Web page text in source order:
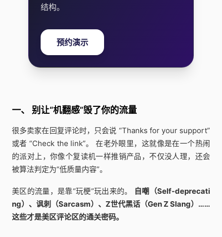
结构。
预约演示
一、 别让“机翻感”毁了你的流量
很多卖家在回复评论时，只会说 “Thanks for your support”
或者 “Check the link”。 在老外眼里，这就像是在一个热闹
的派对上，你像个复读机一样推销产品，不仅没人理，还会
被算法判定为“低质量内容”。
美区的流量，是靠“玩梗”玩出来的。
自嘲（Self-deprecati
ng）、讽刺（Sarcasm）、Z世代黑话（Gen Z Slang）……
这些才是美区评论区的通关密码。